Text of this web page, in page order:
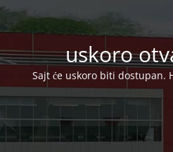
uskoro
Sajt će uskoro biti dostupan.